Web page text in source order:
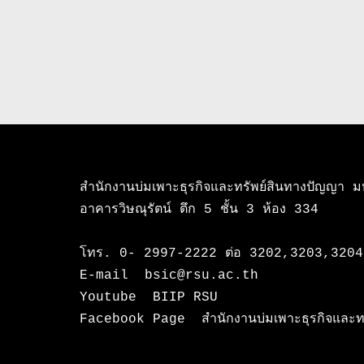
สำนักงานบ่มเพาะธุรกิจและทรัพย์สินทางปัญญา ม
อาคารวิษณุรัตน์ ตึก 5 ชั้น 3 ห้อง 334
โทร. 0- 2997-2222 ต่อ
E-mail  bsic@rsu.ac.th
Youtube  BIIP RSU
Facebook Page  สำนักงานบ่มเพาะธุรกิจแล